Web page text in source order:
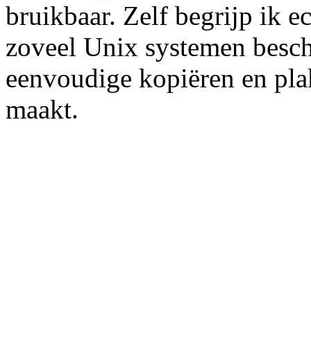
bruikbaar. Zelf begrijp ik
zoveel Unix systemen
eenvoudige kopiëren en
maakt.